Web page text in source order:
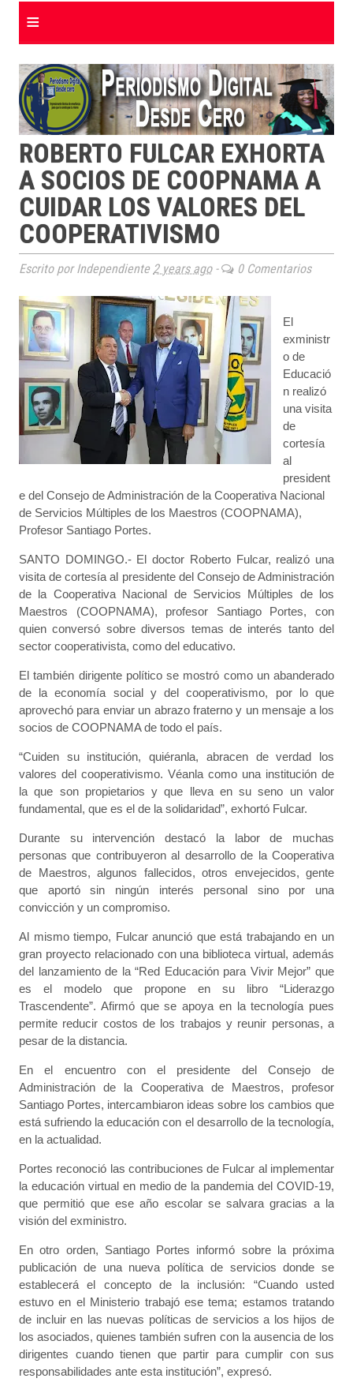
≡
ROBERTO FULCAR EXHORTA
A SOCIOS DE COOPNAMA A
CUIDAR LOS VALORES DEL
COOPERATIVISMO
Escrito por Independiente 2 years ago- 0 Comentarios
El
exministr
o de
Educació
n realizó
una visita
de
cortesía
al
president
e del Consejo de Administración de la Cooperativa Nacional
de Servicios Múltiples de los Maestros (COOPNAMA),
Profesor Santiago Portes.
SANTO DOMINGO.- El doctor Roberto Fulcar, realizó una
visita de cortesía al presidente del Consejo de Administración
de la Cooperativa Nacional de Servicios Múltiples de los
Maestros (COOPNAMA), profesor Santiago Portes, con
quien conversó sobre diversos temas de interés tanto del
sector cooperativista, como del educativo.
El también dirigente político se mostró como un abanderado
de la economía social y del cooperativismo, por lo que
aprovechó para enviar un abrazo fraterno y un mensaje a los
socios de COOPNAMA de todo el país.
“Cuiden su institución, quiéranla, abracen de verdad los
valores del cooperativismo. Véanla como una institución de
la que son propietarios y que lleva en su seno un valor
fundamental, que es el de la solidaridad”, exhortó Fulcar.
Durante su intervención destacó la labor de muchas
personas que contribuyeron al desarrollo de la Cooperativa
de Maestros, algunos fallecidos, otros envejecidos, gente
que aportó sin ningún interés personal sino por una
convicción y un compromiso.
Al mismo tiempo, Fulcar anunció que está trabajando en un
gran proyecto relacionado con una biblioteca virtual, además
del lanzamiento de la “Red Educación para Vivir Mejor” que
es el modelo que propone en su libro “Liderazgo
Trascendente”. Afirmó que se apoya en la tecnología pues
permite reducir costos de los trabajos y reunir personas, a
pesar de la distancia.
En el encuentro con el presidente del Consejo de
Administración de la Cooperativa de Maestros, profesor
Santiago Portes, intercambiaron ideas sobre los cambios que
está sufriendo la educación con el desarrollo de la tecnología,
en la actualidad.
Portes reconoció las contribuciones de Fulcar al implementar
la educación virtual en medio de la pandemia del COVID-19,
que permitió que ese año escolar se salvara gracias a la
visión del exministro.
En otro orden, Santiago Portes informó sobre la próxima
publicación de una nueva política de servicios donde se
establecerá el concepto de la inclusión: “Cuando usted
estuvo en el Ministerio trabajó ese tema; estamos tratando
de incluir en las nuevas políticas de servicios a los hijos de
los asociados, quienes también sufren con la ausencia de los
dirigentes cuando tienen que partir para cumplir con sus
responsabilidades ante esta institución”, expresó.